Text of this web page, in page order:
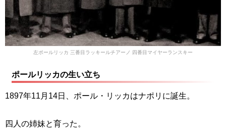
左ポールリッカ 三番目ラッキールチアーノ 四番目マイヤーランスキー
ポールリッカの生い立ち
1897年11月14日、ポール・リッカはナポリに誕生。
四人の姉妹と育った。